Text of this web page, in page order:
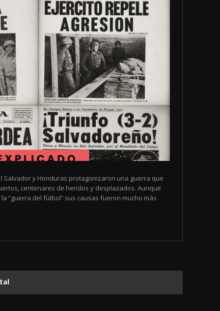
Salvador y Honduras protagonizaron una guerra que
centenares de heridos y desplazados. Aunque
“guerra del fútbol” sus causas fueron mucho más